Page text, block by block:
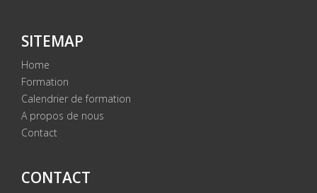
SITEMAP
Home
Formation
Calendrier de formation
A propos de nous
Contact
CONTACT